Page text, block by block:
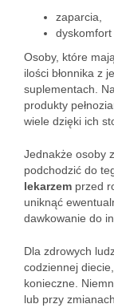
zaparcia,
dyskomfort
Osoby, które
ilości błonnika z
suplementach.
produkty
wiele dzięki ich
Jednakże osoby z
podchodzić do
lekarzem przed
uniknąć
dawkowanie do
Dla zdrowych
codziennej
konieczne.
lub przy